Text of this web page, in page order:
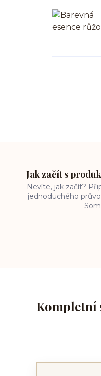
Jak začít s
Nevíte, jak začít?
jednoduchého
Kompletní